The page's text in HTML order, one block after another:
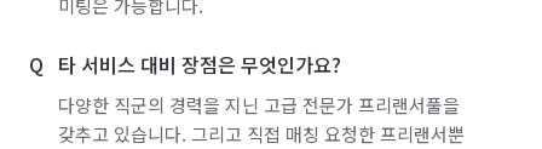
미팅은 가능합니다.
타 서비스 대비 장점은 무엇인가요?
다양한 직군의 경력을 지닌 고급 전문가 프리랜서풀을
갖추고 있습니다. 그리고 직접 매칭 요청한 프리랜서뿐